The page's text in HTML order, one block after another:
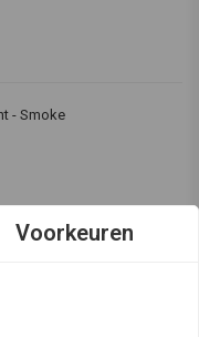
- Smoke
Voorkeuren